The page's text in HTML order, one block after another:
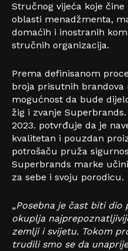
Stručnog vijeća koje
oblasti menadžmenta,
domaćih i inostranih
stručnih organizacija.
Prema definisanom
broja prisutnih
mogućnost da bude
žig i zvanje
2023. potvrđuje da je
kvalitetan i pouzdan
potrošaču pruža
Superbrands marke
za sebe i svoju porodicu.
„Posebna je čast biti
okuplja
zemlji i svijetu. Tokom
trudili smo se da